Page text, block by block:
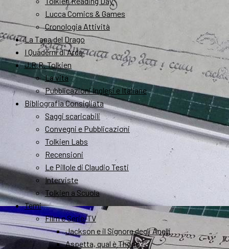
Lucca Comics & Games
Cronologia Attività
La Tana del Drago
I Quaderni di Arda
J.R.R. Tolkien
La vita
Pubblicazioni Inglesi e Italiane
Bibliografia Consigliata
Saggi scaricabili
Convegni e Pubblicazioni
Tolkien Labs
Recensioni
Le Pillole di Claudio Testi
Interviste
Tolkien a Scuola
Temi
Film e Serie-TV
Jackson e il Signore degli Anelli
Aspetta, qual è Thorin?